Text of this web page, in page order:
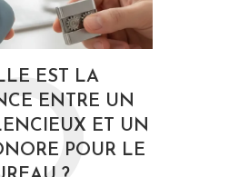
EST LA
ENTRE UN
ET UN
POUR LE